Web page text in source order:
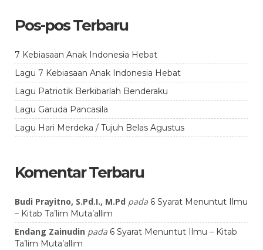
Pos-pos Terbaru
7 Kebiasaan Anak Indonesia Hebat
Lagu 7 Kebiasaan Anak Indonesia Hebat
Lagu Patriotik Berkibarlah Benderaku
Lagu Garuda Pancasila
Lagu Hari Merdeka / Tujuh Belas Agustus
Komentar Terbaru
Budi Prayitno, S.Pd.I., M.Pd pada 6 Syarat Menuntut Ilmu
– Kitab Ta’lim Muta’allim
Endang Zainudin pada 6 Syarat Menuntut Ilmu – Kitab
Ta’lim Muta’allim